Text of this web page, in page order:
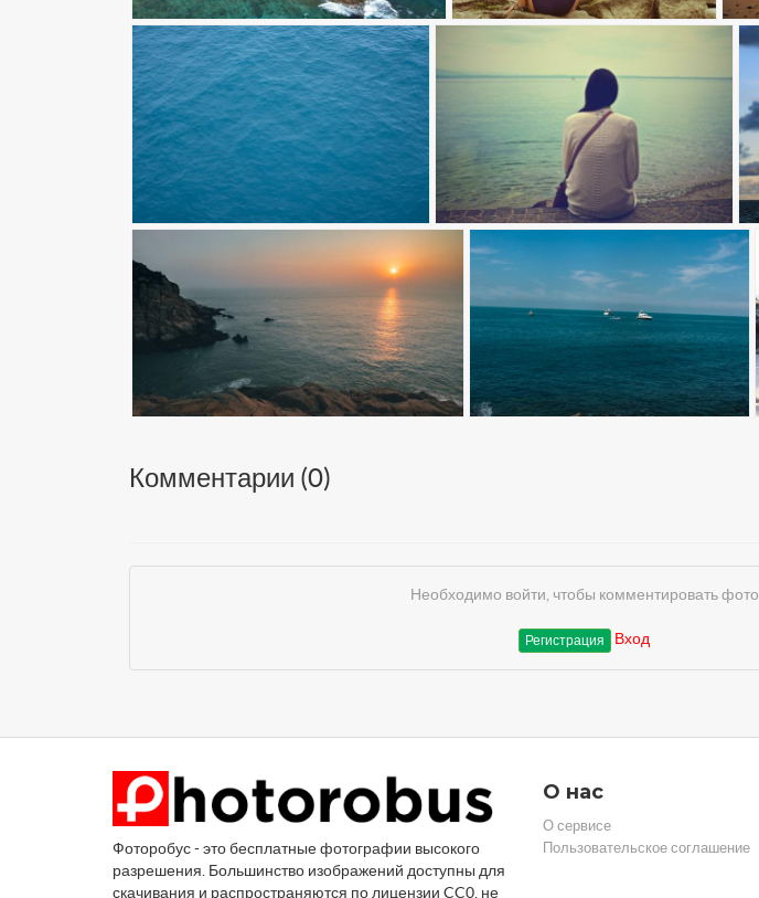
Комментарии (0)
Необходимо войти, чтобы комментировать фото
Регистрация Вход
Фоторобус - это бесплатные фотографии высокого
разрешения. Большинство изображений доступны для
скачивания и распространяются по лицензии CC0, не
О нас
О сервисе
Пользовательское соглашение